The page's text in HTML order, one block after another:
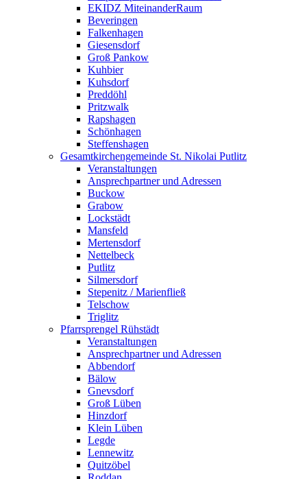
EKIDZ MiteinanderRaum
Beveringen
Falkenhagen
Giesensdorf
Groß Pankow
Kuhbier
Kuhsdorf
Preddöhl
Pritzwalk
Rapshagen
Schönhagen
Steffenshagen
Gesamtkirchengemeinde St. Nikolai Putlitz
Veranstaltungen
Ansprechpartner und Adressen
Buckow
Grabow
Lockstädt
Mansfeld
Mertensdorf
Nettelbeck
Putlitz
Silmersdorf
Stepenitz / Marienfließ
Telschow
Triglitz
Pfarrsprengel Rühstädt
Veranstaltungen
Ansprechpartner und Adressen
Abbendorf
Bälow
Gnevsdorf
Groß Lüben
Hinzdorf
Klein Lüben
Legde
Lennewitz
Quitzöbel